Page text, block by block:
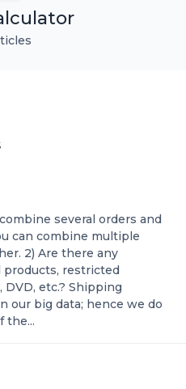
several orders and
can combine multiple
2) Are there any
restricted
DVD, etc.? Shipping
our big data; hence we do
the...